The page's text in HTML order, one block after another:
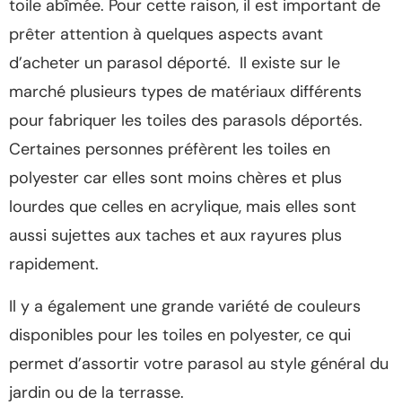
toile abîmée. Pour cette raison, il est important de
prêter attention à quelques aspects avant
d’acheter un parasol déporté. Il existe sur le
marché plusieurs types de matériaux différents
pour fabriquer les toiles des parasols déportés.
Certaines personnes préfèrent les toiles en
polyester car elles sont moins chères et plus
lourdes que celles en acrylique, mais elles sont
aussi sujettes aux taches et aux rayures plus
rapidement.
Il y a également une grande variété de couleurs
disponibles pour les toiles en polyester, ce qui
permet d’assortir votre parasol au style général du
jardin ou de la terrasse.